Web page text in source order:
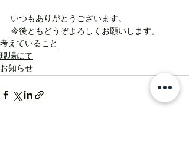
いつもありがとうございます。
今後ともどうぞよろしくお願いします。
考えていること
現場にて
お知らせ